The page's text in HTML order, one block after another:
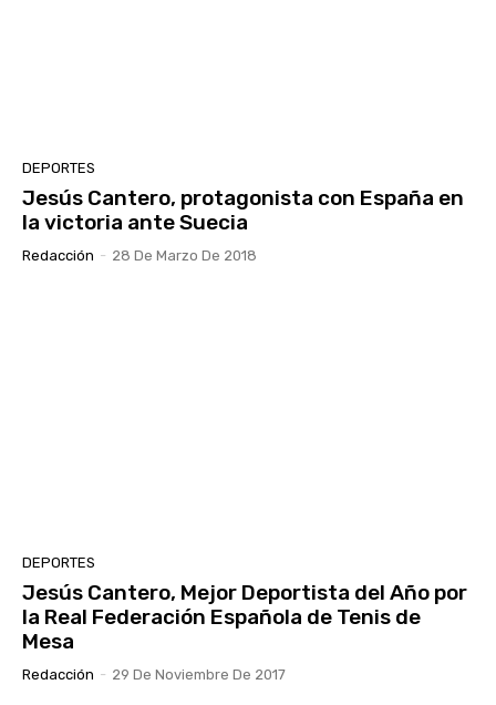
DEPORTES
Jesús Cantero, protagonista con España en
la victoria ante Suecia
Redacción - 28 De Marzo De 2018
DEPORTES
Jesús Cantero, Mejor Deportista del Año por
la Real Federación Española de Tenis de
Mesa
Redacción - 29 De Noviembre De 2017